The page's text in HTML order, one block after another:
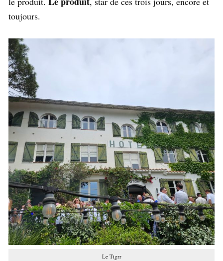
toujours.
Le Tigrr